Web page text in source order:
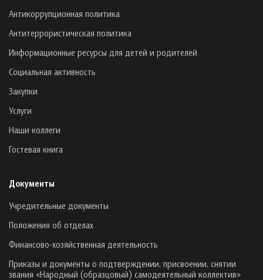
Антикоррупционная политика
Антитеррористическая политика
Информационные ресурсы для детей и родителей
Социальная активность
Закупки
Услуги
Наши коллеги
Гостевая книга
Документы
Учредительные документы
Положения об отделах
Финансово-хозяйственная деятельность
Приказы и документы о подтверждении, присвоении, снятии
звания «Народный (образцовый) самодеятельный коллектив»